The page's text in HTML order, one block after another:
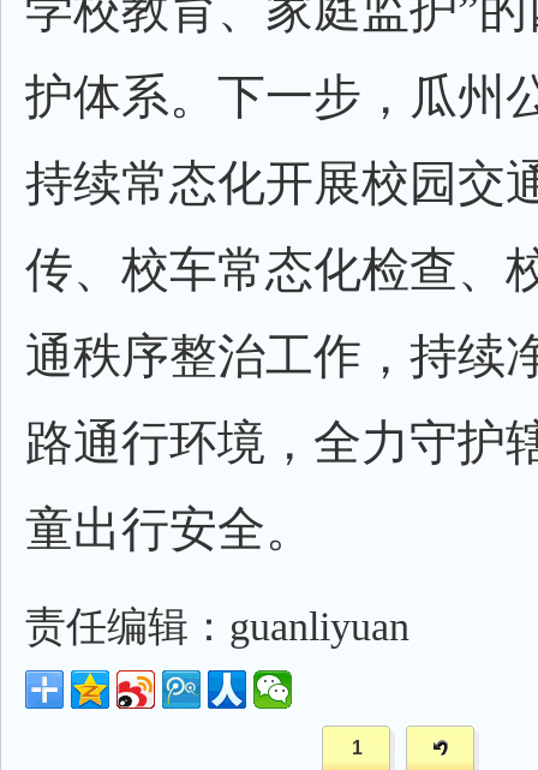
护体系。下一步，瓜州
持续常态化开展校园交
传、校车常态化检查、
通秩序整治工作，持续
路通行环境，全力守护
童出行安全。
责任编辑：guanliyuan
1